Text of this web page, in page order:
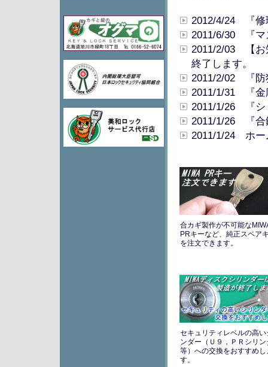
2012/4/24 『修
2011/6/30 『マ
2011/2/03 【お
終了します。
2011/2/02 『防
2011/1/31 『金
2011/1/26 『シ
2011/1/26 『合
2011/1/24 ホー
合カギ製作が不可能な
PRキーなど、純正スペア
を注文できます。
セキュリティレベルの高い
ンダー（Ｕ９，ＰＲシリン
等）への交換をおすすめし
す。